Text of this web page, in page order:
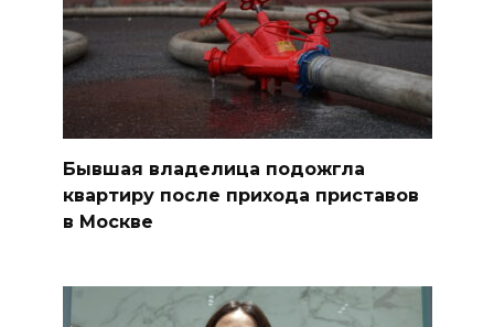
Бывшая владелица подожгла
квартиру после прихода приставов
в Москве